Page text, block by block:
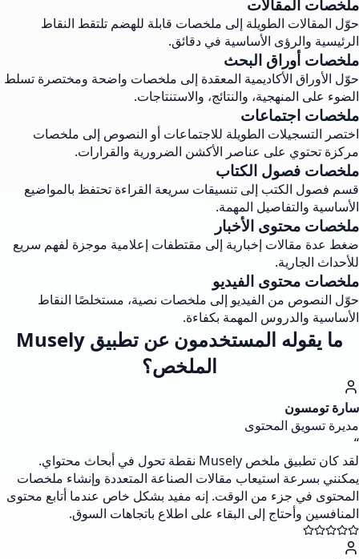
ملخصات المقالات
حوّل المقالات الطويلة إلى ملخصات قابلة للهضم تلتقط النقاط
الرئيسية والرؤى الأساسية في دقائق.
ملخصات أوراق البحث
حوّل الأوراق الأكاديمية المعقدة إلى ملخصات واضحة ومختصرة تسلط
الضوء على المنهجية، والنتائج، والاستنتاجات.
ملخصات اجتماعات
اختصر التسجيلات الطويلة للاجتماعات أو النصوص إلى ملخصات
مركزة تحتوي على عناصر الأكشن الضرورية والقرارات.
ملخصات فصول الكتاب
قسم فصول الكتب إلى تنسيقات سريعة القراءة تحتفظ بالمواضيع
الأساسية والتفاصيل المهمة.
ملخصات محتوى الأخبار
ضغط عدة مقالات إخبارية إلى مقتطفات إعلامية موجزة لفهم سريع
للأحداث الجارية.
ملخصات محتوى الفيديو
حوّل النصوص من الفيديو إلى ملخصات نصية، مستخلصًا النقاط
الأساسية والدروس المهمة بكفاءة.
ما يقوله المستخدمون عن تطبيق Musely
الملخص؟
سارة تومسون
مديرة تسويق المحتوى
“
لقد كان تطبيق ملخص Musely نقطة تحول في أبحاث محتواي.
يمكنني بسرعة استيعاب مقالات الصناعة المتعددة وإنشاء ملخصات
المحتوى في جزء من الوقت. إنه مفيد بشكل خاص عندما أتابع محتوى
المنافسين وأحتاج إلى البقاء على اطلاع باتجاهات السوق.